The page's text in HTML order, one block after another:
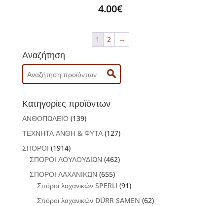
4.00€
1 2 →
Αναζήτηση
for:
Κατηγορίες προϊόντων
ΑΝΘΟΠΩΛΕΙΟ (139)
ΤΕΧΝΗΤΑ ΑΝΘΗ & ΦΥΤΑ (127)
ΣΠΟΡΟΙ (1914)
ΣΠΟΡΟΙ ΛΟΥΛΟΥΔΙΩΝ (462)
ΣΠΟΡΟΙ ΛΑΧΑΝΙΚΩΝ (655)
Σπόροι λαχανικών SPERLI (91)
Σπόροι λαχανικών DÜRR SAMEN (62)